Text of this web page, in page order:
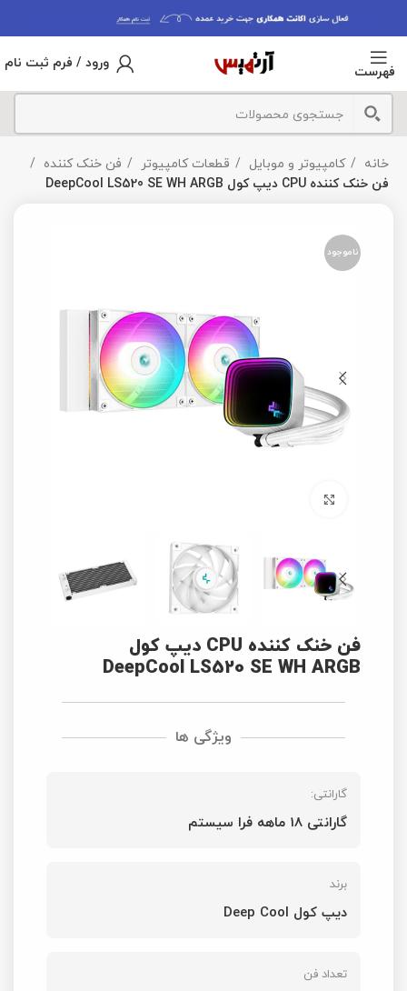
فهرست
ورود / فرم ثبت نام
خانه کامپیوتر و موبایل قطعات کامپیوتر
فن خنک کننده
فن خنک کننده CPU دیپ کول DeepCool LS520 SE WH ARGB
ناموجود
فن خنک کننده CPU دیپ کول
DeepCool LS520 SE WH ARGB
ویژگی ها
گارانتی:
گارانتی 18 ماهه فرا سیستم
برند
دیپ کول Deep Cool
تعداد فن